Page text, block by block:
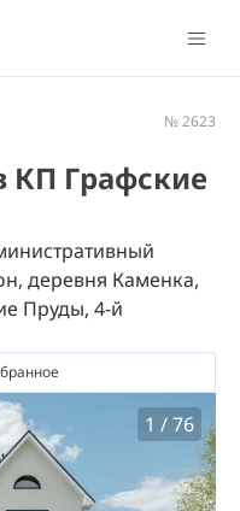
№ 2623
КП Графские
деревня Каменка,
Пруды, 4-й
1 /76